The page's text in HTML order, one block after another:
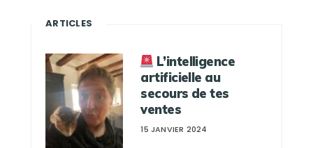
ARTICLES
L’intelligence
artificielle au
secours de tes
ventes
15 JANVIER 2024